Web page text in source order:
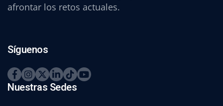
afrontar los retos actuales.
Síguenos
Nuestras Sedes